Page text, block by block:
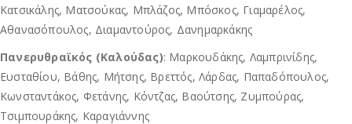
Κατσικάλης, Ματσούκας, Μπλάζος, Μπόσκος, Γιαμαρέλος,
Αθανασόπουλος, Διαμαντούρος, Δανημαρκάκης
Πανερυθραϊκός (Καλούδας): Μαρκουδάκης, Λαμπρινίδης,
Ευσταθίου, Βάθης, Μήτσης, Βρεττός, Λάρδας, Παπαδόπουλος,
Κωνσταντάκος, Φετάνης, Κόντζας, Βαούτσης, Ζυμπούρας,
Τσιμπουράκης, Καραγιάννης